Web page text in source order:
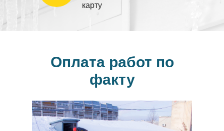
карту
Оплата работ по
факту